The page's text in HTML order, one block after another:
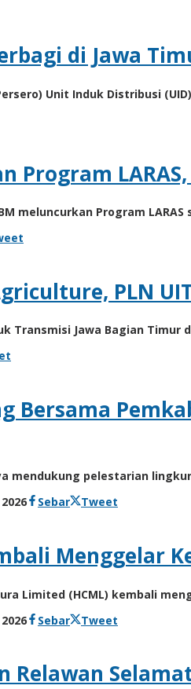
di Jawa
Unit Induk Distribusi
Program
JBM meluncurkan Program
PLN
Transmisi Jawa Bagian
Bersama
mendukung pelestarian
olehSebar Tweet
Menggelar
Limited (HCML) kembali
olehSebar Tweet
Relawan